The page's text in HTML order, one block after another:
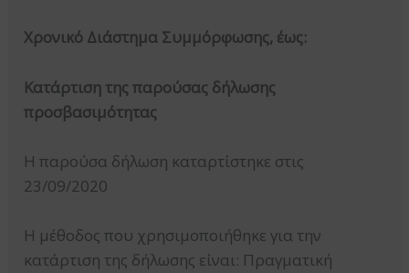
Χρονικό Διάστημα Συμμόρφωσης, έως:
Κατάρτιση της παρούσας δήλωσης
προσβασιμότητας
Η παρούσα δήλωση καταρτίστηκε στις
23/09/2020
Η μέθοδος που χρησιμοποιήθηκε για την
κατάρτιση της δήλωσης είναι: Πραγματική